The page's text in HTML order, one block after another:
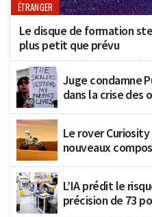
ÉTRANGER
Le disque de formation
plus petit que prévu
Juge condamne
dans la crise des
Le rover
nouveaux
L’IA prédit le
précision de 73